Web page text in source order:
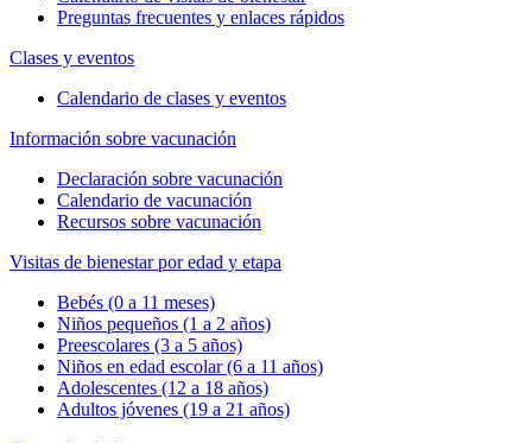
Preguntas frecuentes y enlaces rápidos
Clases y eventos
Calendario de clases y eventos
Información sobre vacunación
Declaración sobre vacunación
Calendario de vacunación
Recursos sobre vacunación
Visitas de bienestar por edad y etapa
Bebés (0 a 11 meses)
Niños pequeños (1 a 2 años)
Preescolares (3 a 5 años)
Niños en edad escolar (6 a 11 años)
Adolescentes (12 a 18 años)
Adultos jóvenes (19 a 21 años)